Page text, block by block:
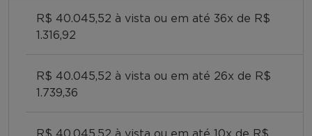
R$ 40.045,52 à vista ou em até 36x de R$
1.316,92
R$ 40.045,52 à vista ou em até 26x de R$
1.739,36
R$ 40.045,52 à vista ou em até 10x de R$